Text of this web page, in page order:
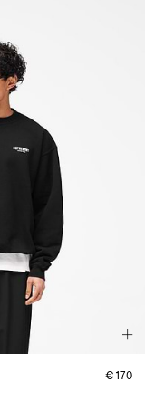
€170